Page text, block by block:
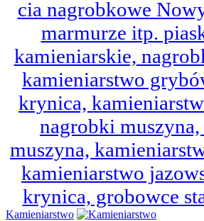
cia nagrobkowe
marmurze itp.
kamieniarskie,
kamieniarstwo
krynica,
nagrobki
muszyna,
kamieniarstwo
krynica, grobowce
Kamieniarstwo